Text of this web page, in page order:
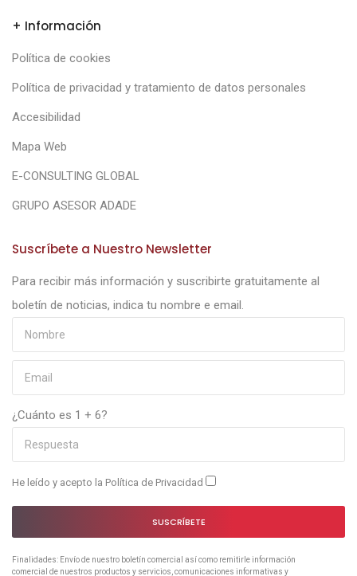
+ Información
Política de cookies
Política de privacidad y tratamiento de datos personales
Accesibilidad
Mapa Web
E-CONSULTING GLOBAL
GRUPO ASESOR ADADE
Suscríbete a Nuestro Newsletter
Para recibir más información y suscribirte gratuitamente al
boletín de noticias, indica tu nombre e email.
¿Cuánto es 1 + 6?
He leído y acepto la Política de Privacidad
SUSCRÍBETE
Finalidades: Envío de nuestro boletín comercial así como remitirle información
comercial de nuestros productos y servicios, comunicaciones informativas y